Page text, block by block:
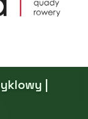
|